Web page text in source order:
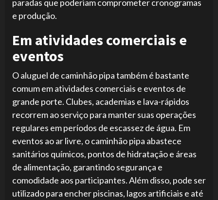
paradas que poderiam comprometer cronogramas
e produção.
Em atividades comerciais e
eventos
O aluguel de caminhão pipa também é bastante
comum em atividades comerciais e eventos de
grande porte. Clubes, academias e lava-rápidos
recorrem ao serviço para manter suas operações
regulares em períodos de escassez de água. Em
eventos ao ar livre, o caminhão pipa abastece
sanitários químicos, pontos de hidratação e áreas
de alimentação, garantindo segurança e
comodidade aos participantes. Além disso, pode ser
utilizado para encher piscinas, lagos artificiais e até